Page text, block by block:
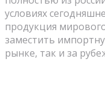
условиях
продукция
заместить
рынке, так и за